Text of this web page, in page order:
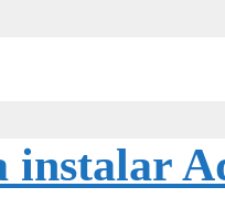
instalar